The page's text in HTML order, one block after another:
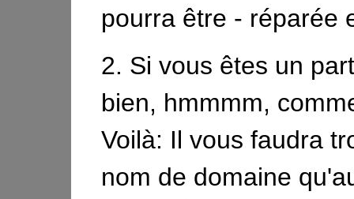
pourra être - réparée
2. Si vous êtes un
bien, hmmmm,
Voilà: Il vous faudra
nom de domaine